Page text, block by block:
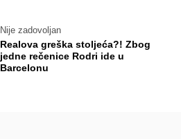
Nije zadovoljan
Realova greška stoljeća?! Zbog
jedne rečenice Rodri ide u
Barcelonu